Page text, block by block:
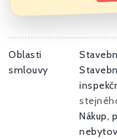
Oblasti
smlouvy
Nákup,